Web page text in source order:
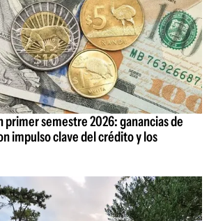
primer semestre 2026: ganancias de
impulso clave del crédito y los